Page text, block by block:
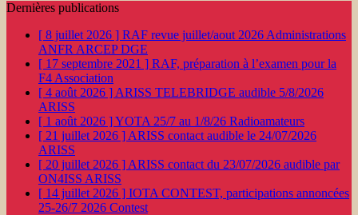
Dernières publications
[ 8 juillet 2026 ] RAF revue juillet/aout 2026 Administrations
ANFR ARCEP DGE
[ 17 septembre 2021 ] RAF, préparation à l’examen pour la
F4 Association
[ 4 août 2026 ] ARISS TELEBRIDGE audible 5/8/2026
ARISS
[ 1 août 2026 ]YOTA 25/7 au 1/8/26 Radioamateurs
[ 21 juillet 2026 ] ARISS contact audible le 24/07/2026
ARISS
[ 20 juillet 2026 ] ARISS contact du 23/07/2026 audible par
ON4ISS ARISS
[ 14 juillet 2026 ] IOTA CONTEST, participations annoncées
25-26/7 2026 Contest